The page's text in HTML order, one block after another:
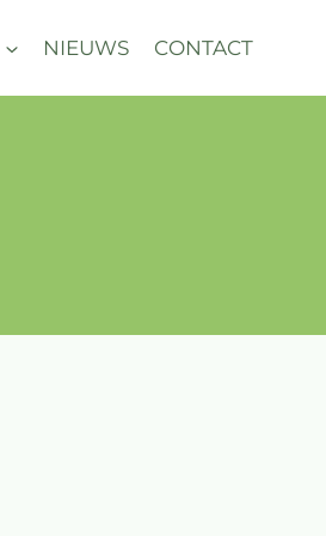
NIEUWS CONTACT